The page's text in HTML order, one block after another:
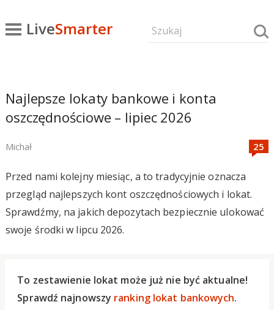
LiveSmarter
Najlepsze lokaty bankowe i konta
oszczędnościowe – lipiec 2026
Michał
Przed nami kolejny miesiąc, a to tradycyjnie oznacza
przegląd najlepszych kont oszczędnościowych i lokat.
Sprawdźmy, na jakich depozytach bezpiecznie ulokować
swoje środki w lipcu 2026.
To zestawienie lokat może już nie być aktualne!
Sprawdź najnowszy ranking lokat bankowych.